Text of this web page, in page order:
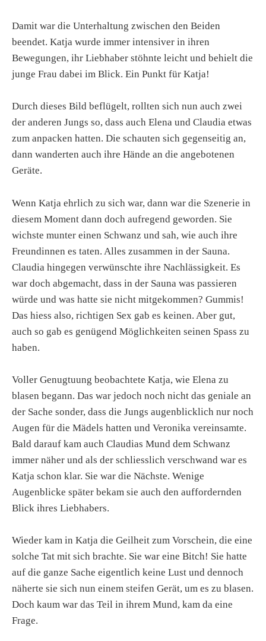
Damit war die Unterhaltung zwischen den Beiden
beendet. Katja wurde immer intensiver in ihren
Bewegungen, ihr Liebhaber stöhnte leicht und behielt die
junge Frau dabei im Blick. Ein Punkt für Katja!
Durch dieses Bild beflügelt, rollten sich nun auch zwei
der anderen Jungs so, dass auch Elena und Claudia etwas
zum anpacken hatten. Die schauten sich gegenseitig an,
dann wanderten auch ihre Hände an die angebotenen
Geräte.
Wenn Katja ehrlich zu sich war, dann war die Szenerie in
diesem Moment dann doch aufregend geworden. Sie
wichste munter einen Schwanz und sah, wie auch ihre
Freundinnen es taten. Alles zusammen in der Sauna.
Claudia hingegen verwünschte ihre Nachlässigkeit. Es
war doch abgemacht, dass in der Sauna was passieren
würde und was hatte sie nicht mitgekommen? Gummis!
Das hiess also, richtigen Sex gab es keinen. Aber gut,
auch so gab es genügend Möglichkeiten seinen Spass zu
haben.
Voller Genugtuung beobachtete Katja, wie Elena zu
blasen begann. Das war jedoch noch nicht das geniale an
der Sache sonder, dass die Jungs augenblicklich nur noch
Augen für die Mädels hatten und Veronika vereinsamte.
Bald darauf kam auch Claudias Mund dem Schwanz
immer näher und als der schliesslich verschwand war es
Katja schon klar. Sie war die Nächste. Wenige
Augenblicke später bekam sie auch den auffordernden
Blick ihres Liebhabers.
Wieder kam in Katja die Geilheit zum Vorschein, die eine
solche Tat mit sich brachte. Sie war eine Bitch! Sie hatte
auf die ganze Sache eigentlich keine Lust und dennoch
näherte sie sich nun einem steifen Gerät, um es zu blasen.
Doch kaum war das Teil in ihrem Mund, kam da eine
Frage.